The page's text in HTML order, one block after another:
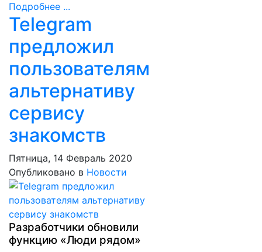
Подробнее ...
Telegram
предложил
пользователям
альтернативу
сервису
знакомств
Пятница, 14 Февраль 2020
Опубликовано в Новости
Разработчики обновили
функцию «Люди рядом»